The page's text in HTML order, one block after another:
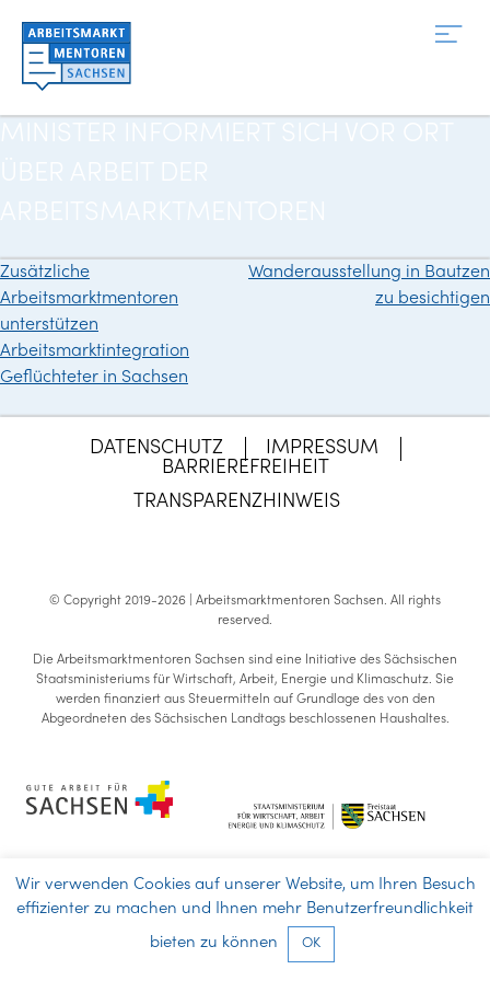
Beitragsnavigation
Zusätzliche
Arbeitsmarktmentoren
unterstützen
Arbeitsmarktintegration
Geflüchteter in Sachsen
Wanderausstellung in Bautzen
zu besichtigen
DATENSCHUTZ
IMPRESSUM
BARRIEREFREIHEIT
TRANSPARENZHINWEIS
© Copyright 2019-2026 | Arbeitsmarktmentoren Sachsen. All rights
reserved.
Die Arbeitsmarktmentoren Sachsen sind eine Initiative des Sächsischen
Staatsministeriums für Wirtschaft, Arbeit, Energie und Klimaschutz. Sie
werden finanziert aus Steuermitteln auf Grundlage des von den
Abgeordneten des Sächsischen Landtags beschlossenen Haushaltes.
Wir verwenden Cookies auf unserer Website, um Ihren Besuch
effizienter zu machen und Ihnen mehr Benutzerfreundlichkeit
bieten zu können OK